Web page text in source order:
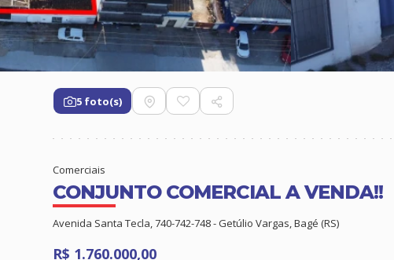
5 foto(s)
Comerciais
CONJUNTO COMERCIAL A VENDA!!
Avenida Santa Tecla, 740-742-748 - Getúlio Vargas, Bagé (RS)
R$ 1.760.000,00